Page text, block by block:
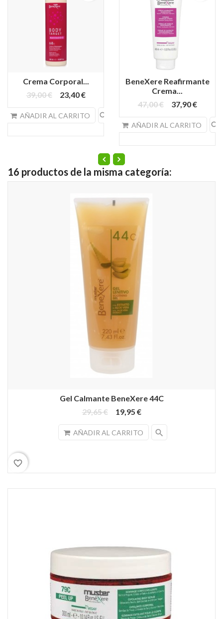
Crema Corporal...
39,00 €
23,40 €
AÑADIR AL CARRITO search
BeneXere Reafirmante
Crema...
47,00 €
37,90 €
AÑADIR AL CARRITO search
16 productos de la misma categoría:
Gel Calmante BeneXere 44C
29,65 €
19,95 €
AÑADIR AL CARRITO search
favorite_border